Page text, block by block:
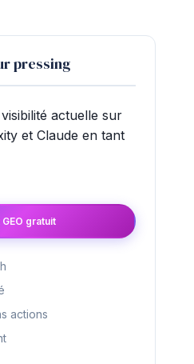
pressing
actuelle sur
et Claude en tant
gratuit
actions